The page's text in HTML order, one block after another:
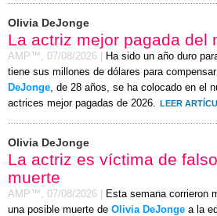
Olivia DeJonge
La actriz mejor pagada del
AMP™, 07/08/2026
Ha sido un año duro
tiene sus millones de dólares para compensar
DeJonge , de 28 años, se ha colocado en el
actrices mejor pagadas de 2026.
LEER
Olivia DeJonge
La actriz es víctima de
muerte
AMP™, 07/08/2026
Esta semana corrieron
una posible muerte de Olivia DeJonge a la